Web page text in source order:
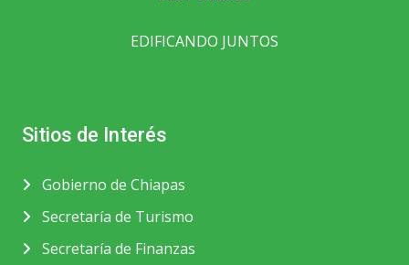
EDIFICANDO JUNTOS
Sitios de Interés
Gobierno de Chiapas
Secretaría de Turismo
Secretaría de Finanzas